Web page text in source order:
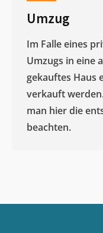
Umzug
Im Falle eines
Umzugs in eine
gekauftes Haus
verkauft
man hier die
beachten.